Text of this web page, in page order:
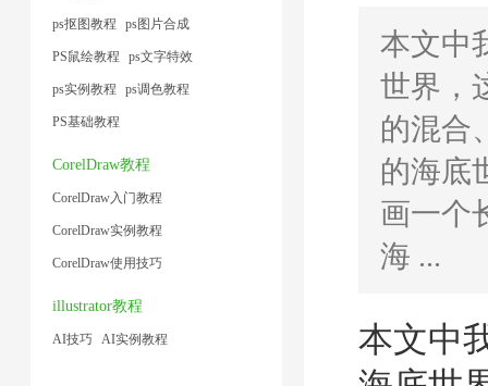
ps抠图教程 ps图片合成
PS鼠绘教程 ps文字特效
ps实例教程 ps调色教程
PS基础教程
CorelDraw教程
CorelDraw入门教程
CorelDraw实例教程
CorelDraw使用技巧
illustrator教程
AI技巧 AI实例教程
本文中
世界，
的混合
的海
画一个
海 ...
本文中